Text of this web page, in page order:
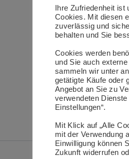
Ihre Zufriedenheit
Cookies. Mit diesen
zuverlässig und
behalten und Sie
Cookies werden
und Sie auch
sammeln wir unter
getätigte Käufe oder
Angebot an Sie zu
verwendeten
Einstellungen“.
Mit Klick auf „Alle
mit der Verwendung
Einwilligung können
Zukunft widerrufen